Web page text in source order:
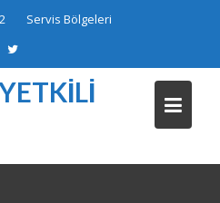
Servis Bölgeleri